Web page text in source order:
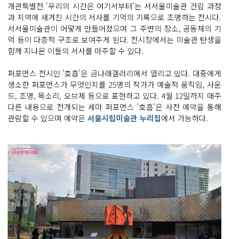
개관특별전 '우리의 시간은 여기서부터'는 서서울미술관 건립 과정
과 지역에 새겨진 시간의 서사를 기억의 기록으로 조명하는 전시다.
서서울미술관이 어떻게 만들어졌으며 그 주변의 장소, 공동체의 기
억 등이 다층적 구조로 보여주게 된다. 전시장에서는 미술관 탄생을
함께 지나온 이들의 서사를 마주할 수 있다.
퍼포먼스 전시인 '호흡'은 금나래갤러리에서 열리고 있다. 대중에게
생소한 퍼포먼스가 무엇인지를 25명의 작가가 예술적 움직임, 사운
드, 조명, 목소리, 오브제 등으로 표현하고 있다. 4월 12일까지 매주
다른 내용으로 전개되는 세마 퍼포먼스 '호흡'은 사전 예약을 통해
관람할 수 있으며 예약은 서울시립미술관 누리집에서 가능하다.